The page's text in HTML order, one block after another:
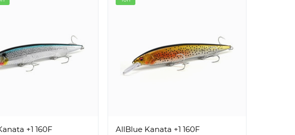
+1 160F
AllBlue Kanata +1 160F